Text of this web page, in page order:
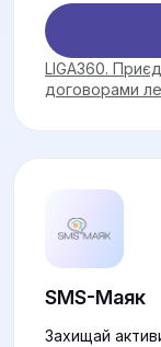
LIGA360.
договорами
SMS-Маяк
Захищай